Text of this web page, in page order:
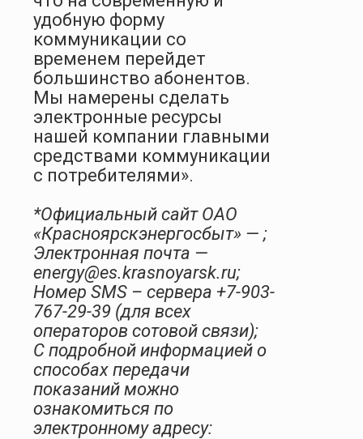
удобную форму
коммуникации со
временем перейдет
большинство абонентов.
Мы намерены сделать
электронные ресурсы
нашей компании главными
средствами коммуникации
с потребителями».
*Официальный сайт ОАО
«Красноярскэнергосбыт» — ;
Электронная почта —
energy@es.krasnoyarsk.ru;
Номер SMS – сервера +7-903-
767-29-39 (для всех
операторов сотовой связи);
С подробной информацией о
способах передачи
показаний можно
ознакомиться по
электронному адресу: